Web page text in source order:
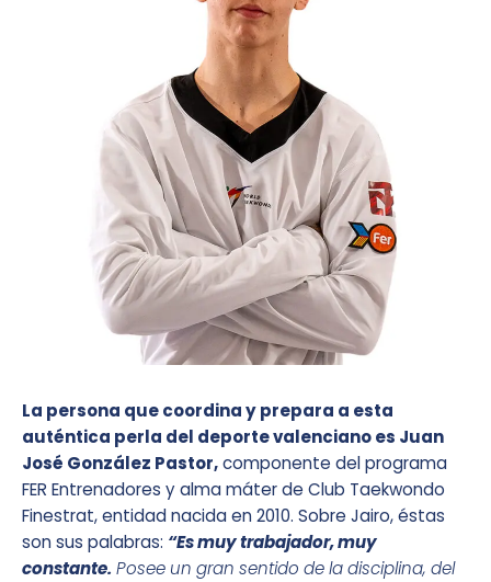
La persona que coordina y prepara a esta
auténtica perla del deporte valenciano es Juan
José González Pastor,componente del programa
FER Entrenadores y alma máter de Club Taekwondo
Finestrat, entidad nacida en 2010. Sobre Jairo, éstas
son sus palabras: “Es muy trabajador, muy
constante. Posee un gran sentido de la disciplina, del